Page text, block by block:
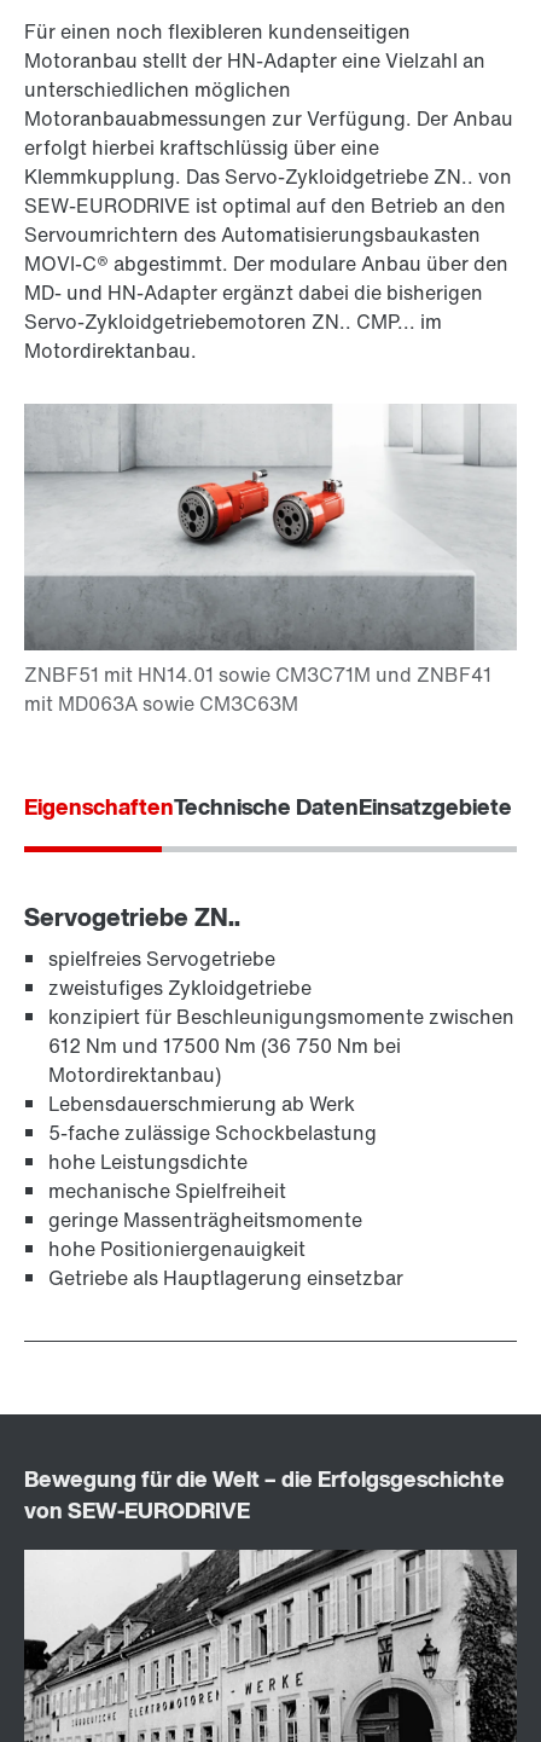
Für einen noch flexibleren kundenseitigen
Motoranbau stellt der HN-Adapter eine Vielzahl an
unterschiedlichen möglichen
Motoranbauabmessungen zur Verfügung. Der Anbau
erfolgt hierbei kraftschlüssig über eine
Klemmkupplung. Das Servo-Zykloidgetriebe ZN.. von
SEW-EURODRIVE ist optimal auf den Betrieb an den
Servoumrichtern des Automatisierungsbaukasten
MOVI-C® abgestimmt. Der modulare Anbau über den
MD- und HN-Adapter ergänzt dabei die bisherigen
Servo-Zykloidgetriebemotoren ZN.. CMP... im
Motordirektanbau.
EigenschaftenTechnische DatenEinsatzgebiete
Servogetriebe ZN..
spielfreies Servogetriebe
zweistufiges Zykloidgetriebe
konzipiert für Beschleunigungsmomente zwischen
612 Nm und 17500 Nm (36 750 Nm bei
Motordirektanbau)
Lebensdauerschmierung ab Werk
5-fache zulässige Schockbelastung
hohe Leistungsdichte
mechanische Spielfreiheit
geringe Massenträgheitsmomente
hohe Positioniergenauigkeit
Getriebe als Hauptlagerung einsetzbar